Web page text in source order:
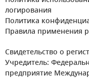
логирования
Политика
Правила применения
Свидетельство о
Учредитель:
предприятие